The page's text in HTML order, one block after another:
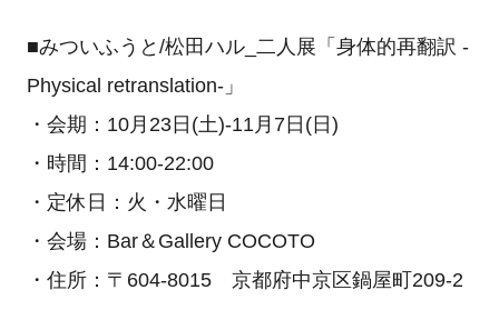
■みついふうと/松田ハル_二人展「身体的再翻訳 -
Physical retranslation-」
・会期：10月23日(土)-11月7日(日)
・時間：14:00-22:00
・定休日：火・水曜日
・会場：Bar＆Gallery COCOTO
・住所：〒604-8015 京都府中京区鍋屋町209-2